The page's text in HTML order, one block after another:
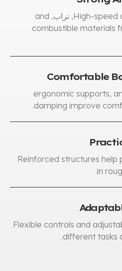
High-speed, تراب, and
combustible materials
Comfortable
ergonomic supports,
damping improve
.
Reinforced structures
in
.
Flexible controls and
different tasks
.